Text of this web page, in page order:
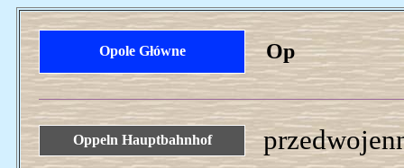
Opole Główne Op
Oppeln Hauptbahnhof